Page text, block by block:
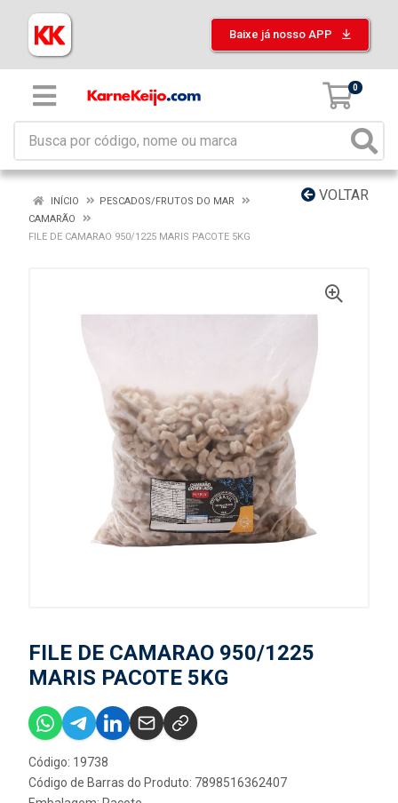
Baixe já nosso APP
0
VOLTAR
INÍCIO
PESCADOS/FRUTOS DO MAR
CAMARÃO
FILE DE CAMARAO 950/1225 MARIS PACOTE 5KG
FILE DE CAMARAO 950/1225
MARIS PACOTE 5KG
Código: 19738
Código de Barras do Produto: 7898516362407